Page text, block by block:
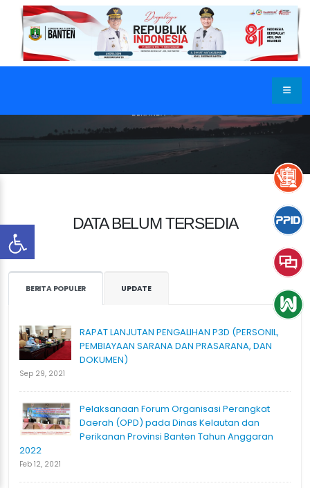
BERANDA
DATA BELUM TERSEDIA
BERITA POPULER UPDATE
RAPAT LANJUTAN PENGALIHAN P3D (PERSONIL,
PEMBIAYAAN SARANA DAN PRASARANA, DAN
DOKUMEN)
Sep 29, 2021
Pelaksanaan Forum Organisasi Perangkat
Daerah (OPD) pada Dinas Kelautan dan
Perikanan Provinsi Banten Tahun Anggaran
2022
Feb 12, 2021